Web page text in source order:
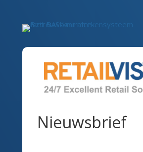
Nieuwsbrief